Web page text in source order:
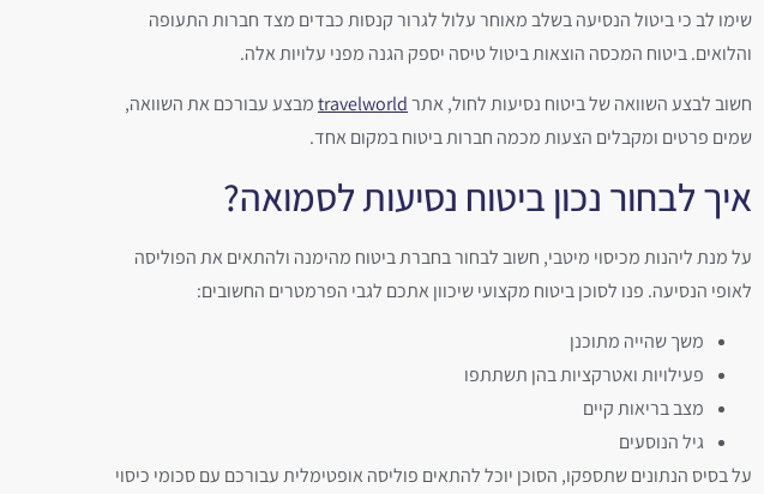
שימו לב כי ביטול הנסיעה בשלב מאוחר עלול לגרור קנסות כבדים מצד חברות התעופה
והלואים. ביטוח המכסה הוצאות ביטול טיסה יספק הגנה מפני עלויות אלה.
חשוב לבצע השוואה של ביטוח נסיעות לחול, אתרtravelworldמבצע עבורכם את השוואה,
שמים פרטים ומקבלים הצעות מכמה חברות ביטוח במקום אחד.
איך לבחור נכון ביטוח נסיעות לסמואה?
על מנת ליהנות מכיסוי מיטבי, חשוב לבחור בחברת ביטוח מהימנה ולהתאים את הפוליסה
לאופי הנסיעה. פנו לסוכן ביטוח מקצועי שיכוון אתכם לגבי הפרמטרים החשובים:
משך שהייה מתוכנן
פעילויות ואטרקציות בהן תשתתפו
מצב בריאות קיים
גיל הנוסעים
על בסיס הנתונים שתספקו, הסוכן יוכל להתאים פוליסה אופטימלית עבורכם עם סכומי כיסוי